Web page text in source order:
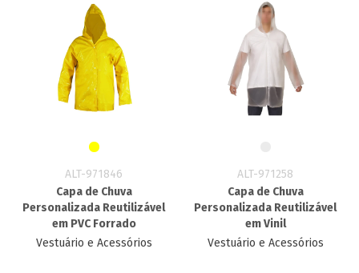
ALT-971846
Capa de Chuva
Personalizada Reutilizável
em PVC Forrado
Vestuário e Acessórios
ALT-971258
Capa de Chuva
Personalizada Reutilizável
em Vinil
Vestuário e Acessórios